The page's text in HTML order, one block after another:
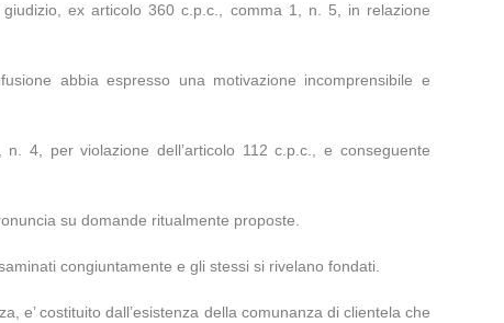
ex articolo 360 c.p.c., comma 1, n. 5, in relazione
abbia espresso una motivazione incomprensibile e
4, per violazione dell’articolo 112 c.p.c., e conseguente
su domande ritualmente proposte.
congiuntamente e gli stessi si rivelano fondati.
e’ costituito dall’esistenza della comunanza di clientela che